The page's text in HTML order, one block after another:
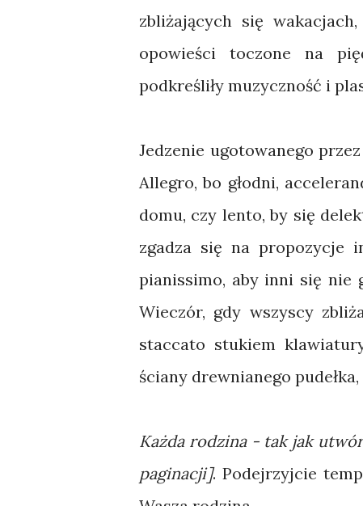
zbliżających się
opowieści toczone na
podkreśliły muzyczność i
Jedzenie ugotowanego
Allegro, bo głodni,
domu, czy lento, by się
zgadza się na propozycje
pianissimo, aby inni się nie
Wieczór, gdy wszyscy
staccato stukiem
ściany drewnianego
Każda rodzina - tak jak
paginacji]. Podejrzyjcie